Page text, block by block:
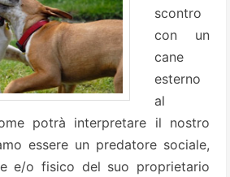
scontro
con un
cane
esterno
al
potrà interpretare il nostro
essere un predatore sociale,
e/o fisico del suo proprietario